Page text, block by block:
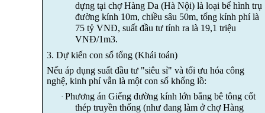
dựng tại chợ Hàng Da (Hà Nội) là loại bể hình trụ
đường kính 10m, chiều sâu 50m, tổng kính phí là
75 tỷ VNĐ, suất đầu tư tính ra là 19,1 triệu
VNĐ/1m3.
3. Dự kiến con số tổng (Khái toán)
Nếu áp dụng suất đầu tư "siêu sỉ" và tối ưu hóa công
nghệ, kinh phí vẫn là một con số khổng lồ:
·Phương ánGiếng đường kính lớn bằng bê tông cốt
thép truyền thống (như đang làm ở chợ Hàng